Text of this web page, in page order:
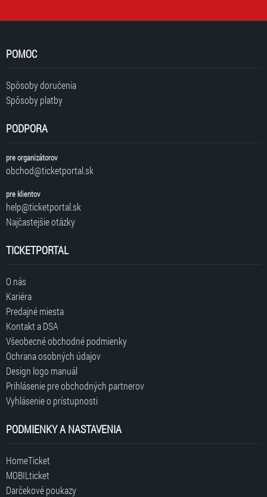
POMOC
Spôsoby doručenia
Spôsoby platby
PODPORA
pre organizátorov
obchod@ticketportal.sk
pre klientov
help@ticketportal.sk
Najčastejšie otázky
TICKETPORTAL
O nás
Kariéra
Predajné miesta
Kontakt a DSA
Všeobecné obchodné podmienky
Ochrana osobných údajov
Design logo manuál
Prihlásenie pre obchodných partnerov
Vyhlásenie o prístupnosti
PODMIENKY A NASTAVENIA
HomeTicket
MOBILticket
Darčekové poukazy